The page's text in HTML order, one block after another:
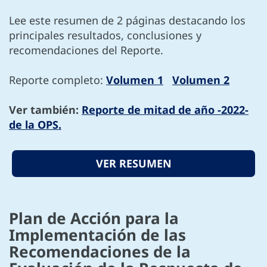
Lee este resumen de 2 páginas destacando los
principales resultados, conclusiones y
recomendaciones del Reporte.
Reporte completo: Volumen 1 Volumen 2
Ver también: Reporte de mitad de año -2022-
de la OPS.
VER RESUMEN
Plan de Acción para la
Implementación de las
Recomendaciones de la